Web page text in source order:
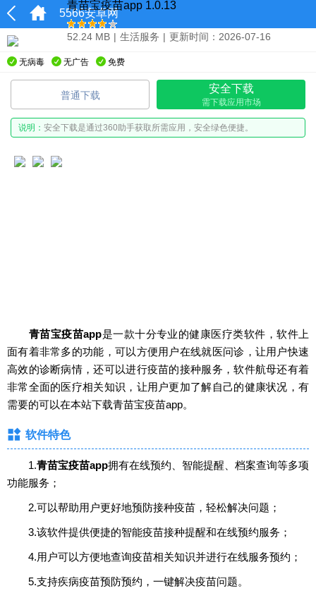
5566安卓网
青苗宝疫苗app 1.0.13
52.24 MB | 生活服务 | 更新时间：2026-07-16
无病毒 无广告 免费
普通下载
安全下载
需下载应用市场
说明： 安全下载是通过360助手获取所需应用，安全绿色便捷。
青苗宝疫苗app是一款十分专业的健康医疗类软件，软件上
面有着非常多的功能，可以方便用户在线就医问诊，让用户快速
高效的诊断病情，还可以进行疫苗的接种服务，软件航母还有着
非常全面的医疗相关知识，让用户更加了解自己的健康状况，有
需要的可以在本站下载青苗宝疫苗app。
软件特色
1.青苗宝疫苗app拥有在线预约、智能提醒、档案查询等多项
功能服务；
2.可以帮助用户更好地预防接种疫苗，轻松解决问题；
3.该软件提供便捷的智能疫苗接种提醒和在线预约服务；
4.用户可以方便地查询疫苗相关知识并进行在线服务预约；
5.支持疾病疫苗预防预约，一键解决疫苗问题。